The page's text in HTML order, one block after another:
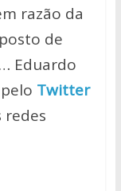
razão da
de
Eduardo
Twitter
redes